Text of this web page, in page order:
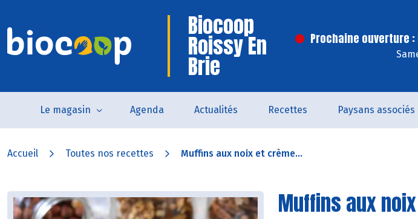
Biocoop
Roissy En
Brie
Prochaine ouverture
Le magasin Agenda Actualités Recettes Paysans associés
Accueil Toutes nos recettes Muffins aux noix et crème...
Muffins aux